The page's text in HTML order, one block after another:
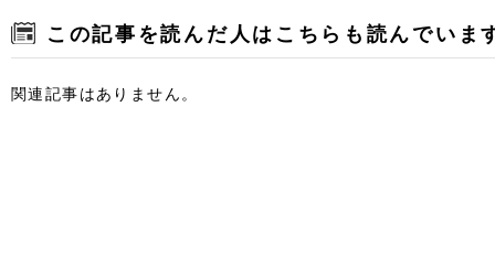
この記事を読んだ人はこちらも読んでいま
関連記事はありません。